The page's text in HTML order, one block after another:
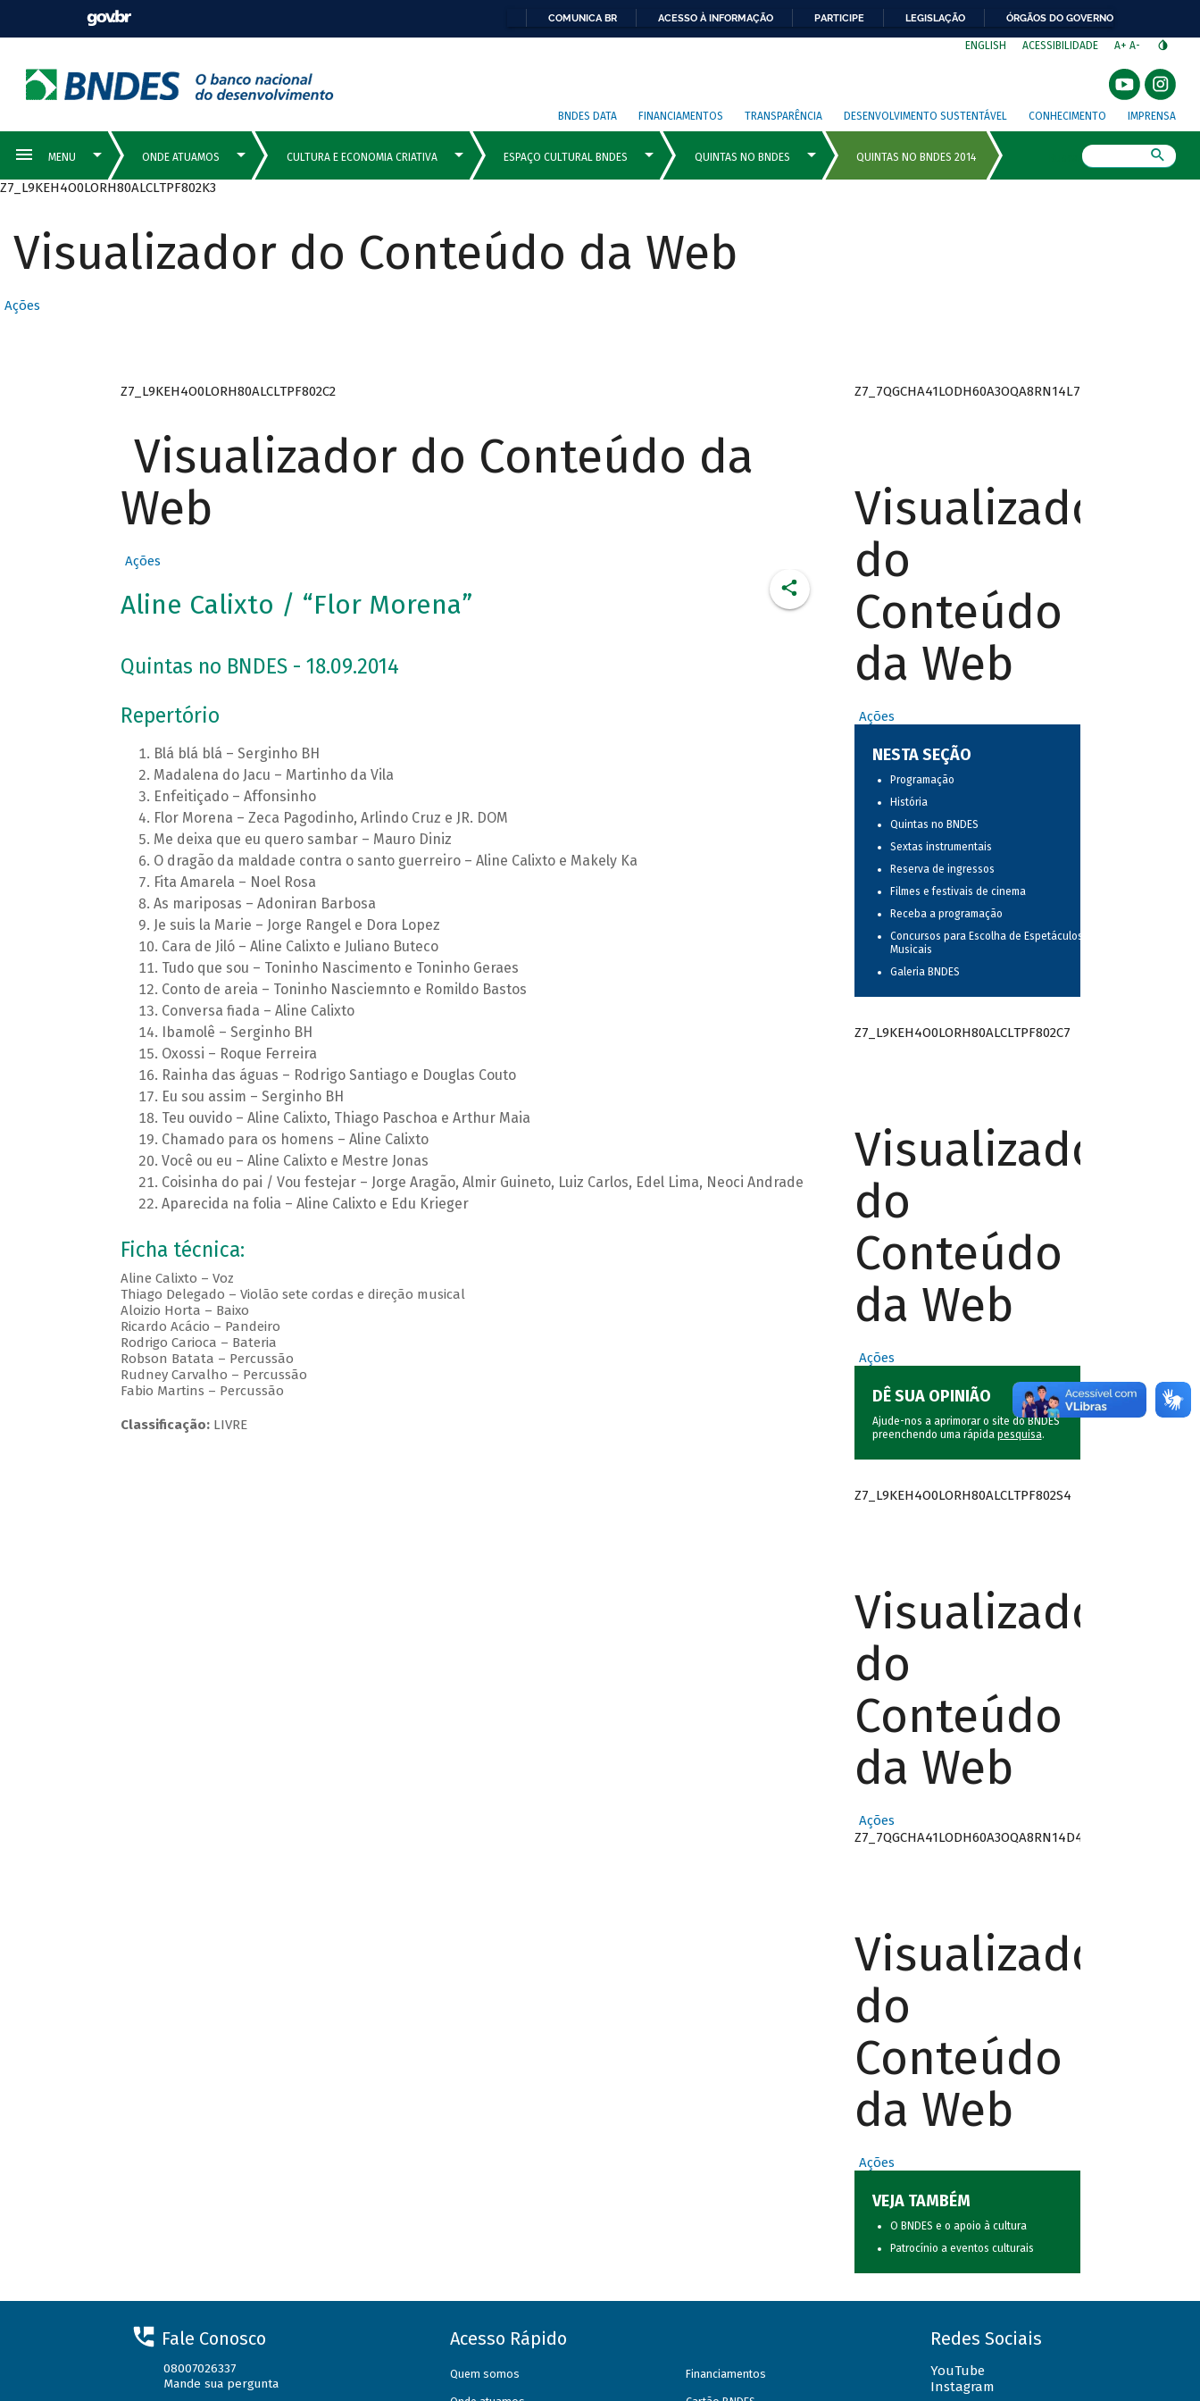
COMUNICA BR ACESSO À INFORMAÇÃO PARTICIPE LEGISLAÇÃO ÓRGÃOS DO GOVERNO
ENGLISH ACESSIBILIDADE A+ A-
BNDES DATA FINANCIAMENTOS TRANSPARÊNCIA DESENVOLVIMENTO SUSTENTÁVEL CONHECIMENTO IMPRENSA
Z7_L9KEH4O0LORH80ALCLTPF802K3
Visualizador do Conteúdo da Web
Ações
Z7_L9KEH4O0LORH80ALCLTPF802C2
Visualizador do Conteúdo da
Web
Ações
Aline Calixto / “Flor Morena”
Quintas no BNDES - 18.09.2014
Repertório
Blá blá blá – Serginho BH
Madalena do Jacu – Martinho da Vila
Enfeitiçado – Affonsinho
Flor Morena – Zeca Pagodinho, Arlindo Cruz e JR. DOM
Me deixa que eu quero sambar – Mauro Diniz
O dragão da maldade contra o santo guerreiro – Aline Calixto e Makely Ka
Fita Amarela – Noel Rosa
As mariposas – Adoniran Barbosa
Je suis la Marie – Jorge Rangel e Dora Lopez
Cara de Jiló – Aline Calixto e Juliano Buteco
Tudo que sou – Toninho Nascimento e Toninho Geraes
Conto de areia – Toninho Nasciemnto e Romildo Bastos
Conversa fiada – Aline Calixto
Ibamolê – Serginho BH
Oxossi – Roque Ferreira
Rainha das águas – Rodrigo Santiago e Douglas Couto
Eu sou assim – Serginho BH
Teu ouvido – Aline Calixto, Thiago Paschoa e Arthur Maia
Chamado para os homens – Aline Calixto
Você ou eu – Aline Calixto e Mestre Jonas
Coisinha do pai / Vou festejar – Jorge Aragão, Almir Guineto, Luiz Carlos, Edel Lima, Neoci Andrade
Aparecida na folia – Aline Calixto e Edu Krieger
Ficha técnica:
Aline Calixto – Voz
Thiago Delegado – Violão sete cordas e direção musical
Aloizio Horta – Baixo
Ricardo Acácio – Pandeiro
Rodrigo Carioca – Bateria
Robson Batata – Percussão
Rudney Carvalho – Percussão
Fabio Martins – Percussão
Classificação:LIVRE
Z7_7QGCHA41LODH60A3OQA8RN14L7
Visualizador
do
Conteúdo
da Web
Ações
NESTA SEÇÃO
Programação
História
Quintas no BNDES
Sextas instrumentais
Reserva de ingressos
Filmes e festivais de cinema
Receba a programação
Concursos para Escolha de Espetáculos
Musicais
Galeria BNDES
Z7_L9KEH4O0LORH80ALCLTPF802C7
Visualizador
do
Conteúdo
da Web
Ações
DÊ SUA OPINIÃO
Ajude-nos a aprimorar o site do BNDES
preenchendo uma rápida pesquisa.
Z7_L9KEH4O0LORH80ALCLTPF802S4
Visualizador
do
Conteúdo
da Web
Ações
Z7_7QGCHA41LODH60A3OQA8RN14D4
Visualizador
do
Conteúdo
da Web
Ações
VEJA TAMBÉM
O BNDES e o apoio à cultura
Patrocínio a eventos culturais
Fale Conosco
08007026337
Mande sua pergunta
Acesso Rápido
Quem somos Financiamentos
Redes Sociais
YouTube
Instagram